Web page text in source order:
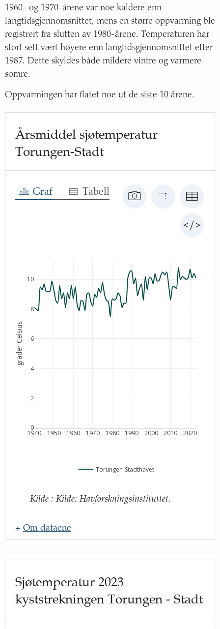
1960- og 1970-årene var noe kaldere enn
langtidsgjennomsnittet, mens en større oppvarming ble
registrert fra slutten av 1980-årene. Temperaturen har
stort sett vært høyere enn langtidsgjennomsnittet etter
1987. Dette skyldes både mildere vintre og varmere
somre.
Oppvarmingen har flatet noe ut de siste 10 årene.
Årsmiddel sjøtemperatur
Torungen-Stadt
Graf Tabell
1940 1950 1960 1970 1980 1990 2000 2010 2020
0
2
4
6
8
10
Torungen-Stadthavet
grader Celsius
Kilde : Kilde: Havforskningsinstituttet.
+ Om dataene
Kilde:
Sjøtemperatur 2023
kyststrekningen Torungen - Stadt